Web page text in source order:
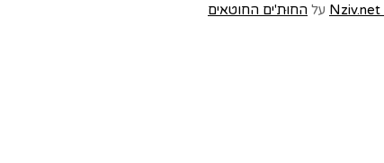
על החוּת'ים החוטאים